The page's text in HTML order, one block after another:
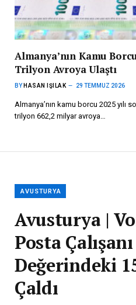
Almanya’nın Kamu
Trilyon Avroya Ulaştı
BY HASAN IŞILAK 29 TEMMUZ 2026
Almanya’nın kamu borcu 2025 yılı
trilyon 662,2 milyar avroya…
AVUSTURYA
Avusturya |
Posta
Değerindeki
Çaldı